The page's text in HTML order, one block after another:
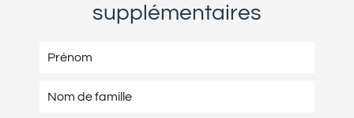
supplémentaires